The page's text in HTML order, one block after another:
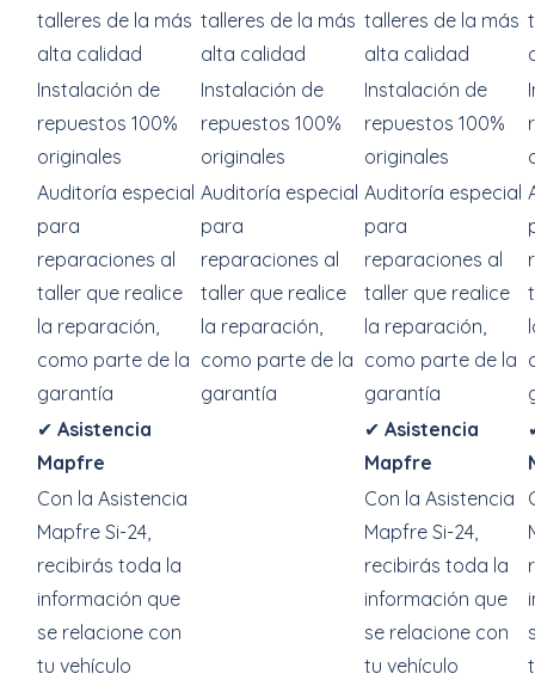
talleres de la más
alta calidad
talleres de la más
alta calidad
talleres de la más
alta calidad
Instalación de
repuestos 100%
originales
Instalación de
repuestos 100%
originales
Instalación de
repuestos 100%
originales
Auditoría especial
para
reparaciones al
taller que realice
la reparación,
como parte de la
garantía
Auditoría especial
para
reparaciones al
taller que realice
la reparación,
como parte de la
garantía
Auditoría especial
para
reparaciones al
taller que realice
la reparación,
como parte de la
garantía
✔ Asistencia
Mapfre
✔ Asistencia
Mapfre
Con la Asistencia
Mapfre Si-24,
recibirás toda la
información que
se relacione con
tu vehículo
Con la Asistencia
Mapfre Si-24,
recibirás toda la
información que
se relacione con
tu vehículo